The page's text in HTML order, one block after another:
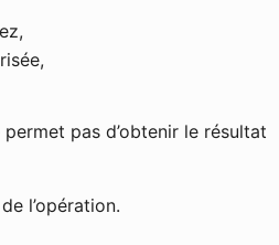
permet pas d’obtenir le résultat
l’opération.